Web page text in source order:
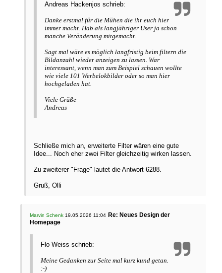
Andreas Hackenjos schrieb:
Danke erstmal für die Mühen die ihr euch hier
immer macht. Hab als langjähriger User ja schon
manche Veränderung mitgemacht.
Sagt mal wäre es möglich langfristig beim filtern die
Bildanzahl wieder anzeigen zu lassen. War
interessant, wenn man zum Beispiel schauen wollte
wie viele 101 Werbelokbilder oder so man hier
hochgeladen hat.
Viele Grüße
Andreas
Schließe mich an, erweiterte Filter wären eine gute
Idee... Noch eher zwei Filter gleichzeitig wirken lassen.
Zu zweiterer "Frage" lautet die Antwort 6288.
Gruß, Olli
Marvin Schenk19.05.2026 11:04 Re: Neues Design der
Homepage
Flo Weiss schrieb:
Meine Gedanken zur Seite mal kurz kund getan.
:-)